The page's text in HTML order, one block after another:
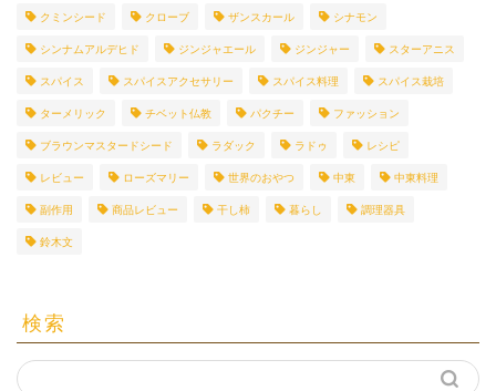
クミンシード クローブ ザンスカール シナモン
シンナムアルデヒド ジンジャエール ジンジャー スターアニス
スパイス スパイスアクセサリー スパイス料理 スパイス栽培
ターメリック チベット仏教 パクチー ファッション
ブラウンマスタードシード ラダック ラドゥ レシピ
レビュー ローズマリー 世界のおやつ 中東 中東料理
副作用 商品レビュー 干し柿 暮らし 調理器具
鈴木文
検索